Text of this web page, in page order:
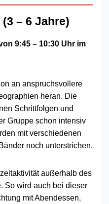
– 6 Jahre)
9:45 – 10:30 Uhr im
an anspruchsvollere
heran. Die
Schrittfolgen und
Gruppe schon intensiv
mit verschiedenen
noch unterstrichen.
außerhalb des
So wird auch bei dieser
mit Abendessen,